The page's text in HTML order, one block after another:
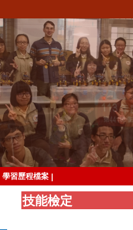
學習歷程檔案 |
技能檢定